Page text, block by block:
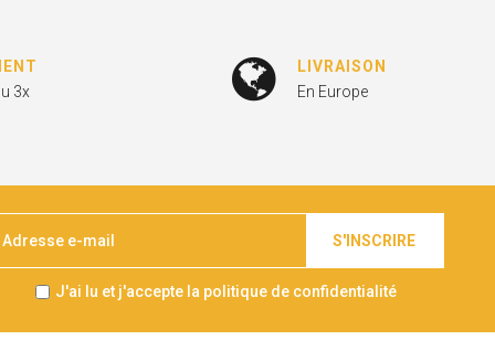
3x
LIVRAISON
En Europe
S'INSCRIRE
J'ai lu et j'accepte la politique de confidentialité